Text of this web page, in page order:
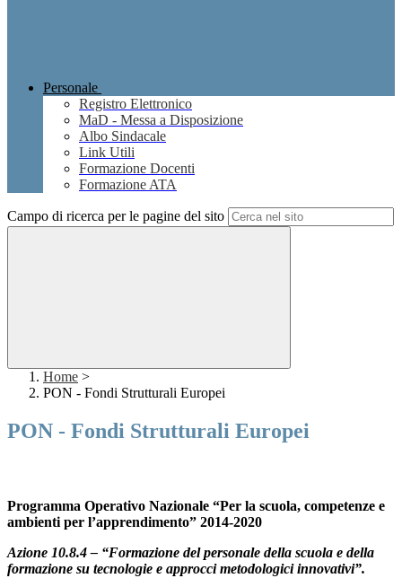
Personale
Registro Elettronico
MaD - Messa a Disposizione
Albo Sindacale
Link Utili
Formazione Docenti
Formazione ATA
Campo di ricerca per le pagine del sito
Home >
PON - Fondi Strutturali Europei
PON - Fondi Strutturali Europei
Programma Operativo Nazionale “Per la scuola, competenze e
ambienti per l’apprendimento” 2014-2020
Azione 10.8.4 – “Formazione del personale della scuola e della
formazione su tecnologie e approcci metodologici innovativi”.